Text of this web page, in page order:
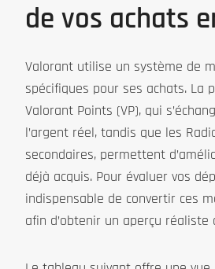
de vos achats
Valorant utilise un système de
spécifiques pour ses achats. La
Valorant Points (VP), qui
l’argent réel, tandis que les
secondaires, permettent
déjà acquis. Pour évaluer vos
indispensable de convertir ces
afin d’obtenir un aperçu réaliste